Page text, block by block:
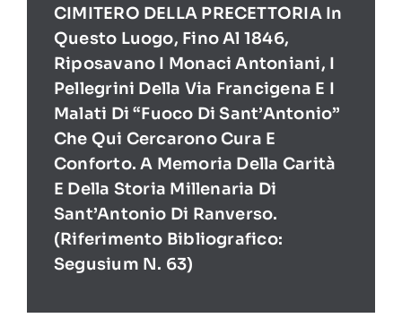
CIMITERO DELLA PRECETTORIA In
Questo Luogo, Fino Al 1846,
Riposavano I Monaci Antoniani, I
Pellegrini Della Via Francigena E I
Malati Di “Fuoco Di Sant’Antonio”
Che Qui Cercarono Cura E
Conforto. A Memoria Della Carità
E Della Storia Millenaria Di
Sant’Antonio Di Ranverso.
(Riferimento Bibliografico:
Segusium N. 63)